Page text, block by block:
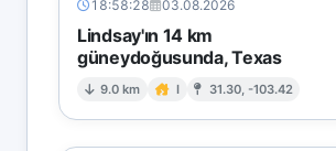
18:58:28 03.08.2026
Lindsay'ın 14 km
güneydoğusunda, Texas
9.0 km I 31.30, -103.42